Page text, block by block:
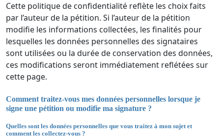
Cette politique de confidentialité reflète les choix faits
par l’auteur de la pétition. Si l’auteur de la pétition
modifie les informations collectées, les finalités pour
lesquelles les données personnelles des signataires
sont utilisées ou la durée de conservation des données,
ces modifications seront immédiatement reflétées sur
cette page.
Comment traitez-vous mes données personnelles lorsque je
signe une pétition ou modifie ma signature ?
Quelles sont les données personnelles que vous traitez à mon sujet et
comment les collectez-vous ?